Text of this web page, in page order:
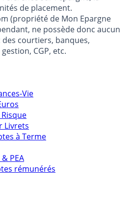
France, en ligne depuis 2001.
sur l'épargne, la
de placement.
(propriété de Mon Epargne
ne possède donc aucun
CGP, etc.
Vie
à Terme
rémunérés